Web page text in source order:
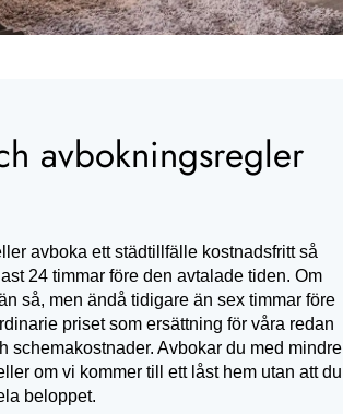
avbokningsregler
avboka ett städtillfälle kostnadsfritt så
24 timmar före den avtalade tiden. Om
så, men ändå tidigare än sex timmar före
priset som ersättning för våra redan
schemakostnader. Avbokar du med mindre
om vi kommer till ett låst hem utan att du
beloppet.